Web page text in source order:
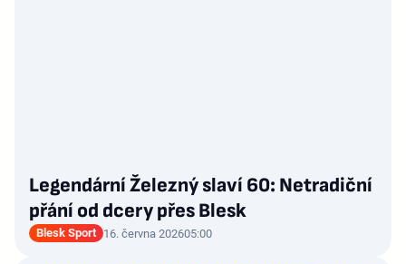
Legendární Železný slaví 60: Netradiční
přání od dcery přes Blesk
Blesk Sport 16. června 202605:00